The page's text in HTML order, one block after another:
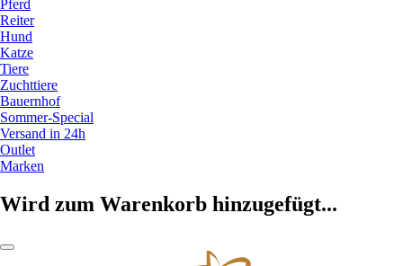
Pferd
Reiter
Hund
Katze
Tiere
Zuchttiere
Bauernhof
Sommer-Special
Versand in 24h
Outlet
Marken
Wird zum Warenkorb hinzugefügt...